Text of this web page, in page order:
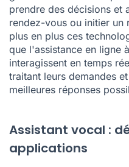
prendre des décisions et
rendez-vous ou initier un
plus en plus ces
que l'assistance en ligne
interagissent en temps
traitant leurs demandes
meilleures réponses
Assistant vocal :
applications